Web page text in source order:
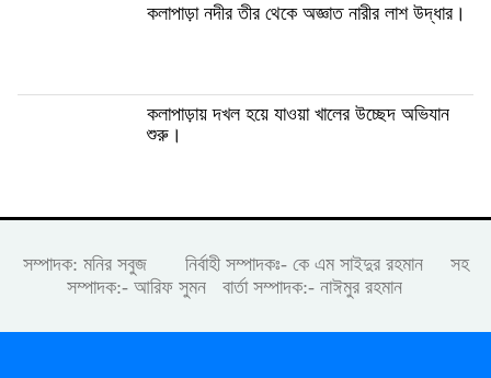
কলাপাড়া নদীর তীর থেকে অজ্ঞাত নারীর লাশ উদ্ধার।
কলাপাড়ায় দখল হয়ে যাওয়া খালের উচ্ছেদ অভিযান
শুরু।
সম্পাদক: মনির সবুজ নির্বাহী সম্পাদকঃ- কে এম সাইদুর রহমান সহ
সম্পাদক:- আরিফ সুমন বার্তা সম্পাদক:- নাঈমুর রহমান